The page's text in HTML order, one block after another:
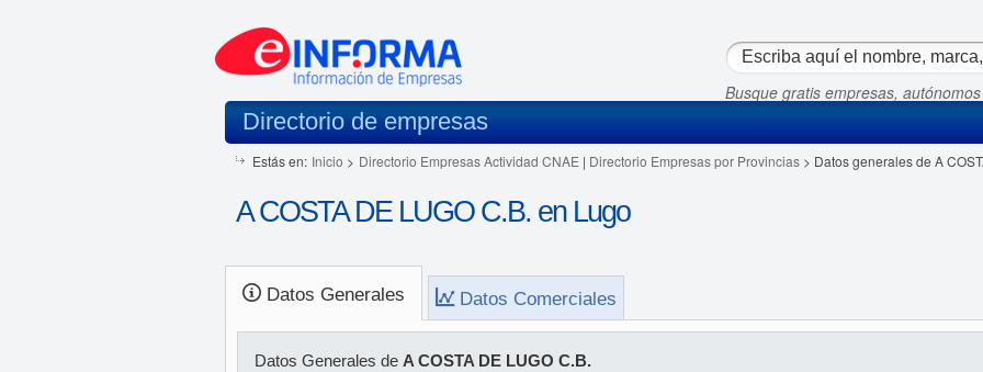
Busque gratis empresas,
Directorio de empresas
Estás en: Inicio > Directorio Empresas Actividad CNAE | Directorio Empresas por Provincias> Datos generales de A
A COSTA DE LUGO C.B. en Lugo
Datos Generales Datos Comerciales
Datos Generales de A COSTA DE LUGO C.B.